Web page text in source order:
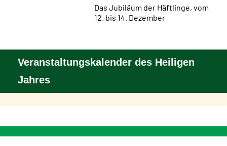
Das Jubiläum der Häftlinge, vom
12. bis 14. Dezember
Veranstaltungskalender des Heiligen
Jahres